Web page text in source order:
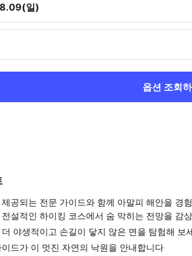
일)
옵션 조회
공되는 전문 가이드와 함께 아말피 해안을 경
설적인 하이킹 코스에서 숨 막히는 전망을 감
야생적이고 손길이 닿지 않은 면을 탐험해 보
드가 이 멋진 자연의 낙원을 안내합니다